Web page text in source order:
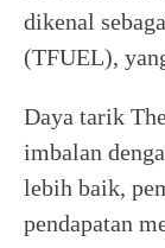
dikenal
(TFUEL),
Daya tarik
imbalan
lebih baik,
pendapatan